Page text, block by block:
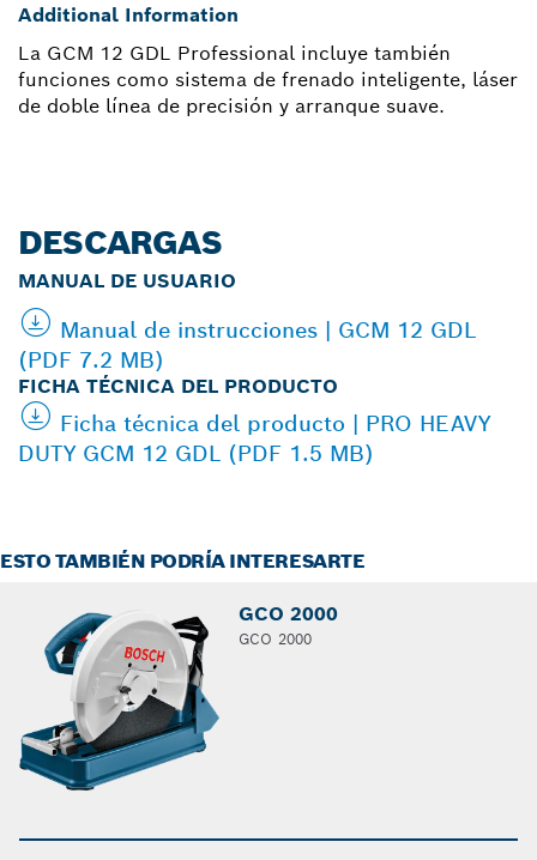
Additional Information
La GCM 12 GDL Professional incluye también
funciones como sistema de frenado inteligente, láser
de doble línea de precisión y arranque suave.
DESCARGAS
MANUAL DE USUARIO
Manual de instrucciones | GCM 12 GDL
(PDF 7.2 MB)
FICHA TÉCNICA DEL PRODUCTO
Ficha técnica del producto | PRO HEAVY
DUTY GCM 12 GDL (PDF 1.5 MB)
ESTO TAMBIÉN PODRÍA INTERESARTE
GCO 2000
GCO 2000